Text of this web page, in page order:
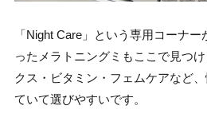
「Night Care」という専用コーナ
ったメラトニングミもここで見つ
クス・ビタミン・フェムケアなど
ていて選びやすいです。